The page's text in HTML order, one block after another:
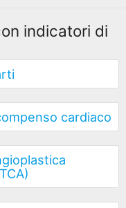
indicatori di
cardiaco